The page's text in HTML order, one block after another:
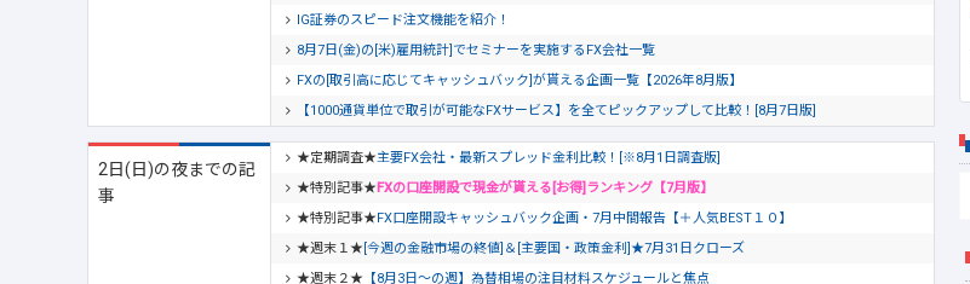
IG証券のスピード注文機能を紹介！
8月7日(金)の[米)雇用統計]でセミナーを実施するFX会社一覧
FXの[取引高に応じてキャッシュバック]が貰える企画一覧【2026年8月版】
【1000通貨単位で取引が可能なFXサービス】を全てピックアップして比較！[8月7日版]
2日(日)の夜までの記
事
★定期調査★主要FX会社・最新スプレッド金利比較！[※8月1日調査版]
★特別記事★FXの口座開設で現金が貰える[お得]ランキング【7月版】
★特別記事★FX口座開設キャッシュバック企画・7月中間報告【＋人気BEST１０】
★週末１★ [今週の金融市場の終値]＆[主要国・政策金利]★7月31日クローズ
★週末２★ 【8月3日～の週】為替相場の注目材料スケジュールと焦点